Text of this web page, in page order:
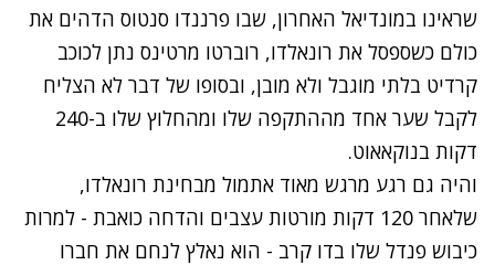
שראינו במונדיאל האחרון, שבו פרננדו סנטוס הדהים את
כולם כשספסל את רונאלדו, רוברטו מרטינס נתן לכוכב
קרדיט בלתי מוגבל ולא מובן, ובסופו של דבר לא הצליח
לקבל שער אחד מההתקפה שלו ומהחלוץ שלו ב-240
דקות בנוקאאוט.
והיה גם רגע מרגש מאוד אתמול מבחינת רונאלדו,
שלאחר 120 דקות מורטות עצבים והדחה כואבת - למרות
כיבוש פנדל שלו בדו קרב - הוא נאלץ לנחם את חברו